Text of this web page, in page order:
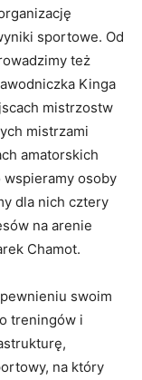
sportowe. Od
też
Kinga
mistrzostw
mistrzami
amatorskich
wspieramy osoby
dla nich cztery
na arenie
Chamot.
swoim
treningów i
na który